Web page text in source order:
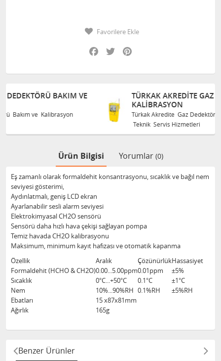
Favorilere Ekle
Facebook
Twitter
VE
TÜRKAK AKREDITE GAZ DEDEKTÖRÜ BAKIM
KALIBRASYON
Türkak Akredite Gaz Dedektörü Bakım ve Kalibrasyon
Teknik Servis Hizmetleri
Ürün Bilgisi Yorumlar (0)
Eş zamanlı olarak formaldehit konsantrasyonu, sıcaklık ve bağıl nem
seviyesi gösterimi,
Aydınlatmalı, geniş LCD ekran
Ayarlanabilir sesli alarm seviyesi
Elektrokimyasal CH2O sensörü
Sensörü daha hızlı hava çekişi sağlayan pompa
Temiz havada CH2O kalibrasyonu
Maksimum, minimum kayıt hafızası ve otomatik kapanma
Özellik
Aralık ÇözünürlükHassasiyet
Formaldehit (HCHO & CH2O)0.00...5.00ppm0.01ppm
±5%
Sıcaklık
0°C...+50°C 0.1°C
±1°C
Nem
10%...90%RH 0.1%RH
±5%RH
Ebatları
15 x87x81mm
Ağırlık
165g
Benzer Ürünler